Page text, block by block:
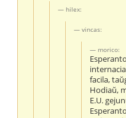
hilex:
vincas:
morico:
facila,
Hodiaŭ,
E.U.